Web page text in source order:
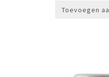
Toevoegen